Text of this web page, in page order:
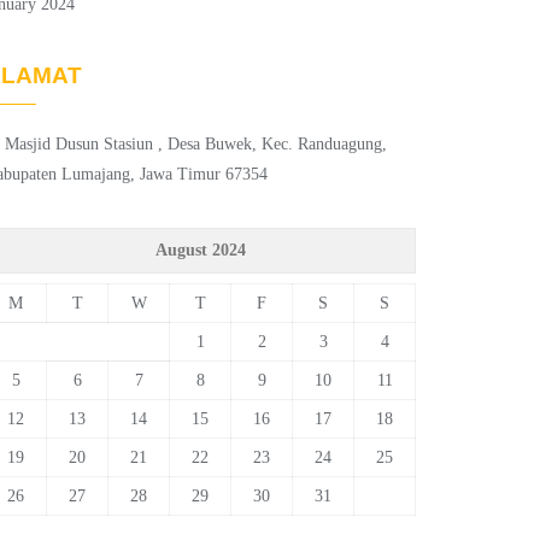
2024
Masjid Dusun Stasiun , Desa Buwek, Kec. Randuagung,
Lumajang, Jawa Timur 67354
August 2024
M T W T F S S
1 2 3 4
5 6 7 8 9 10 11
12 13 14 15 16 17 18
19 20 21 22 23 24 25
26 27 28 29 30 31